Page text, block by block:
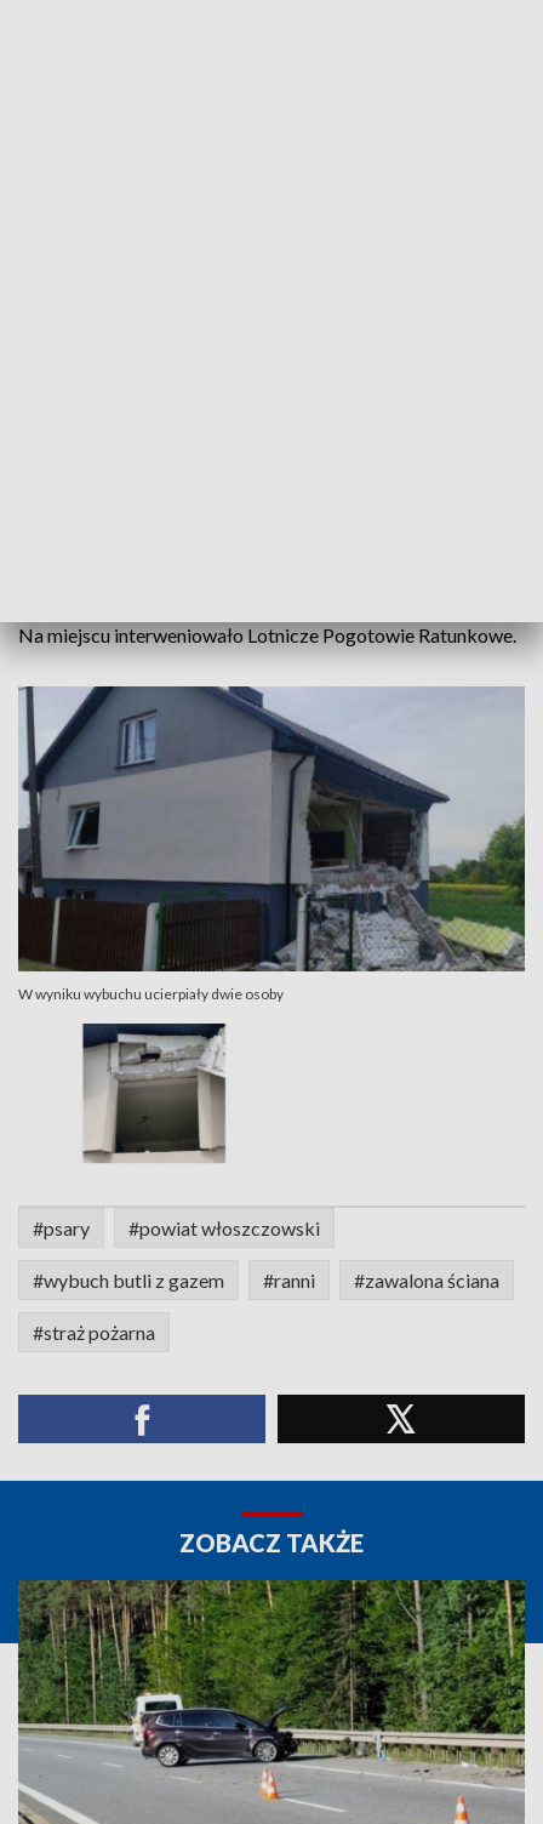
Na miejscu interweniowało Lotnicze Pogotowie Ratunkowe.
W wyniku wybuchu ucierpiały dwie osoby
#psary #powiat włoszczowski
#wybuch butli z gazem #ranni #zawalona ściana
#straż pożarna
ZOBACZ TAKŻE